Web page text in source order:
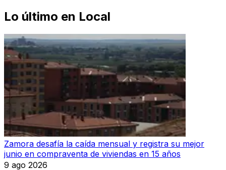
Lo último en Local
Zamora desafía la caída mensual y registra su mejor
junio en compraventa de viviendas en 15 años
9 ago 2026